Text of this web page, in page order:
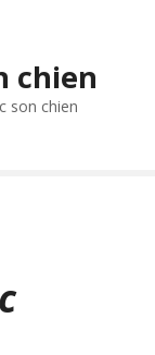
chien
son chien